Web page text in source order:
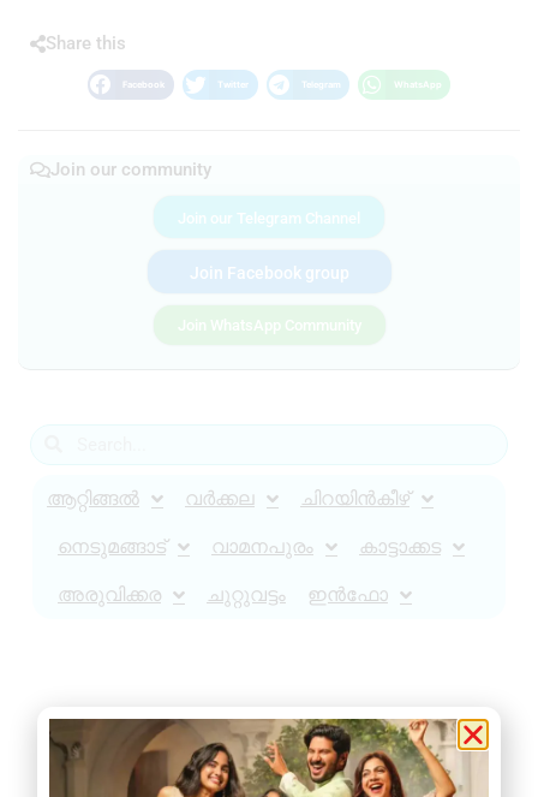
Share this
Facebook Twitter Telegram WhatsApp
Join our community
Join our Telegram Channel
Join Facebook group
Join WhatsApp Community
ആറ്റിങ്ങൽ വർക്കല ചിറയിൻകീഴ്
നെടുമങ്ങാട് വാമനപുരം കാട്ടാക്കട
അരുവിക്കര ചുറ്റുവട്ടം ഇൻഫോ